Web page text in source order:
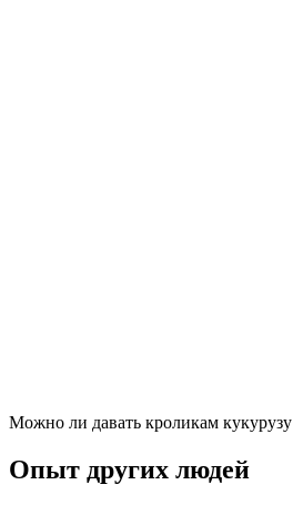
Можно ли давать кроликам кукурузу
Опыт других людей